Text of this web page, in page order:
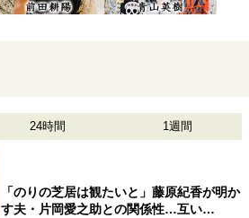
24時間 1週間
「のりの芝居は観たいと」藤原紀香が明か
す夫・片岡愛之助との関係性…互い…